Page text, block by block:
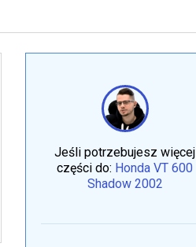
Jeśli potrzebujesz więcej
części do: Honda VT 600
Shadow 2002